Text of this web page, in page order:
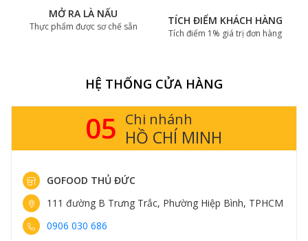
MỞ RA LÀ NẤU
Thực phẩm được sơ chế sẵn TÍCH ĐIỂM KHÁCH HÀNG
Tích điểm 1% giá trị đơn hàng
HỆ THỐNG CỬA HÀNG
05 Chi nhánh
HỒ CHÍ MINH
GOFOOD THỦ ĐỨC
111 đường B Trưng Trắc, Phường Hiệp Bình, TPHCM
0906 030 686